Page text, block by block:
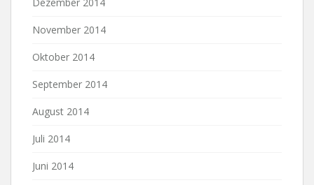
November 2014
Oktober 2014
September 2014
August 2014
Juli 2014
Juni 2014